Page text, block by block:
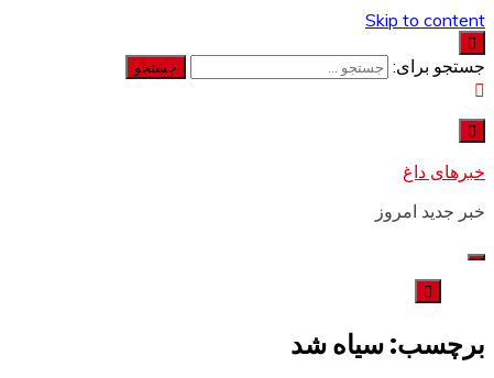
Skip to content
جستجو برای:
خبرهای داغ
خبر جدید امروز
برچسب: سیاه شد